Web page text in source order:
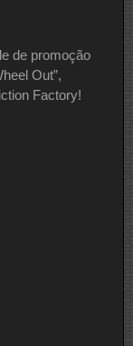
de promoção
Out”,
Factory!